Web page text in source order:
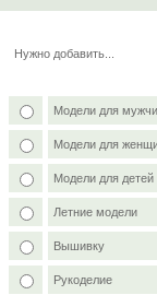
Нужно добавить...
Модели для
Модели для
Модели для детей
Летние модели
Вышивку
Рукоделие